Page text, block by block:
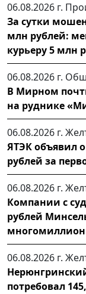
06.08.2026 г.
За сутки
млн рублей:
курьеру 5 млн
06.08.2026 г.
В Мирном
на руднике
06.08.2026 г.
ЯТЭК объявил
рублей за
06.08.2026 г.
Компании с
рублей
06.08.2026 г.
потребовал